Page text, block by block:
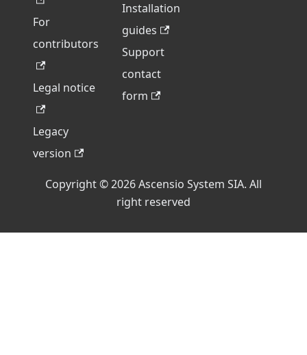
For
contributors
Legal notice
Legacy
version
Installation
guides
Support
contact
form
Copyright © 2026 Ascensio System SIA. All
right reserved